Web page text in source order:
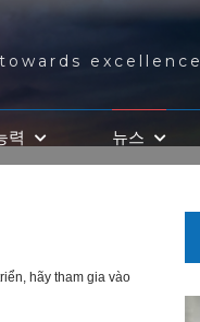
excellence
력 뉴스
hãy tham gia vào